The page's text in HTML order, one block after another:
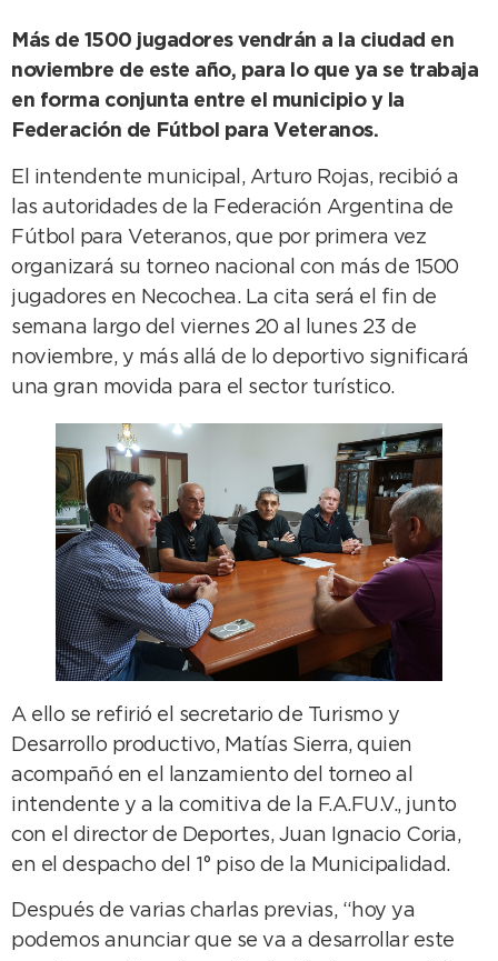
Más de 1500 jugadores vendrán a la ciudad en
noviembre de este año, para lo que ya se trabaja
en forma conjunta entre el municipio y la
Federación de Fútbol para Veteranos.
El intendente municipal, Arturo Rojas, recibió a
las autoridades de la Federación Argentina de
Fútbol para Veteranos, que por primera vez
organizará su torneo nacional con más de 1500
jugadores en Necochea. La cita será el fin de
semana largo del viernes 20 al lunes 23 de
noviembre, y más allá de lo deportivo significará
una gran movida para el sector turístico.
A ello se refirió el secretario de Turismo y
Desarrollo productivo, Matías Sierra, quien
acompañó en el lanzamiento del torneo al
intendente y a la comitiva de la F.A.FU.V., junto
con el director de Deportes, Juan Ignacio Coria,
en el despacho del 1° piso de la Municipalidad.
Después de varias charlas previas, “hoy ya
podemos anunciar que se va a desarrollar este